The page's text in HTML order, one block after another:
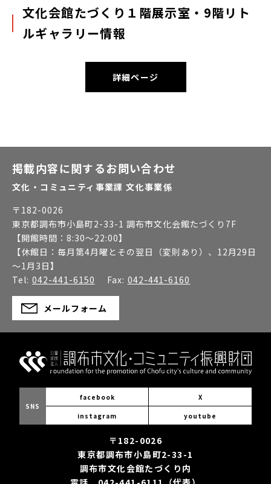
文化会館たづくり１階展示室・9階リト
ルギャラリー情報
詳細ページ
掲載内容に関するお問い合わせ
文化・コミュニティ事業課 文化事業係
〒 182-0026
東京都調布市小島町2-33-1 調布市文化会館たづくり7F
【開館時間： 8:30～22:00】
【休館日： 毎月第4月曜とその翌日（変則あり）、12月29日
～1月3日】
Tel: 042-441-6150 Fax: 042-441-6160
メールフォーム
SNS
facebook X
instagram youtube
〒182-0026
東京都調布市小島町2-33-1
調布市文化会館たづくり内